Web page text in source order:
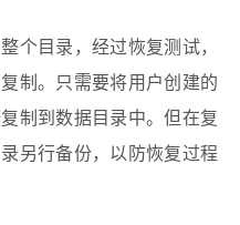
个目录，经过恢复测试，
制。只需要将用户创建的
制到数据目录中。但在复
另行备份，以防恢复过程